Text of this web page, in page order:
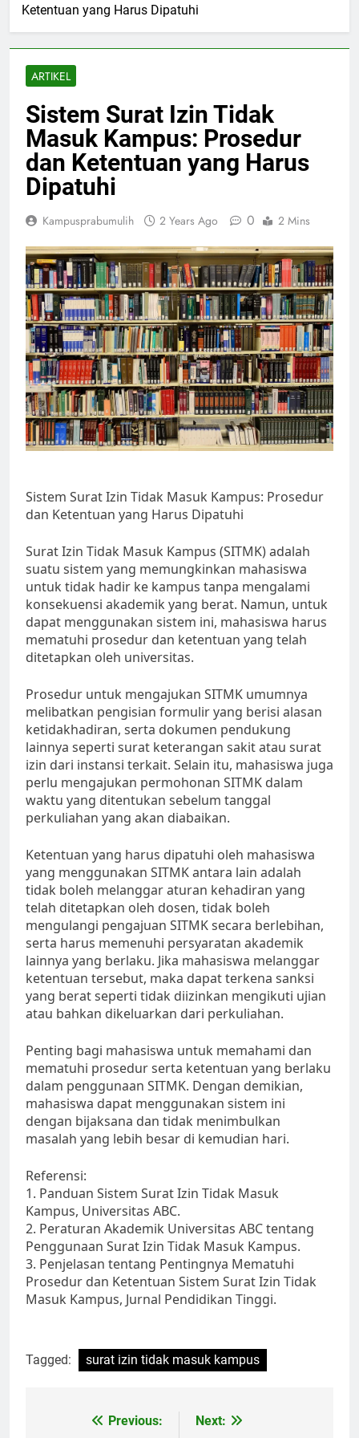
Ketentuan yang Harus Dipatuhi
ARTIKEL
Sistem Surat Izin Tidak
Masuk Kampus: Prosedur
dan Ketentuan yang Harus
Dipatuhi
Kampusprabumulih 2 Years Ago 0 2 Mins
Sistem Surat Izin Tidak Masuk Kampus: Prosedur
dan Ketentuan yang Harus Dipatuhi
Surat Izin Tidak Masuk Kampus (SITMK) adalah
suatu sistem yang memungkinkan mahasiswa
untuk tidak hadir ke kampus tanpa mengalami
konsekuensi akademik yang berat. Namun, untuk
dapat menggunakan sistem ini, mahasiswa harus
mematuhi prosedur dan ketentuan yang telah
ditetapkan oleh universitas.
Prosedur untuk mengajukan SITMK umumnya
melibatkan pengisian formulir yang berisi alasan
ketidakhadiran, serta dokumen pendukung
lainnya seperti surat keterangan sakit atau surat
izin dari instansi terkait. Selain itu, mahasiswa juga
perlu mengajukan permohonan SITMK dalam
waktu yang ditentukan sebelum tanggal
perkuliahan yang akan diabaikan.
Ketentuan yang harus dipatuhi oleh mahasiswa
yang menggunakan SITMK antara lain adalah
tidak boleh melanggar aturan kehadiran yang
telah ditetapkan oleh dosen, tidak boleh
mengulangi pengajuan SITMK secara berlebihan,
serta harus memenuhi persyaratan akademik
lainnya yang berlaku. Jika mahasiswa melanggar
ketentuan tersebut, maka dapat terkena sanksi
yang berat seperti tidak diizinkan mengikuti ujian
atau bahkan dikeluarkan dari perkuliahan.
Penting bagi mahasiswa untuk memahami dan
mematuhi prosedur serta ketentuan yang berlaku
dalam penggunaan SITMK. Dengan demikian,
mahasiswa dapat menggunakan sistem ini
dengan bijaksana dan tidak menimbulkan
masalah yang lebih besar di kemudian hari.
Referensi:
1. Panduan Sistem Surat Izin Tidak Masuk
Kampus, Universitas ABC.
2. Peraturan Akademik Universitas ABC tentang
Penggunaan Surat Izin Tidak Masuk Kampus.
3. Penjelasan tentang Pentingnya Mematuhi
Prosedur dan Ketentuan Sistem Surat Izin Tidak
Masuk Kampus, Jurnal Pendidikan Tinggi.
Tagged: surat izin tidak masuk kampus
Previous: Next: